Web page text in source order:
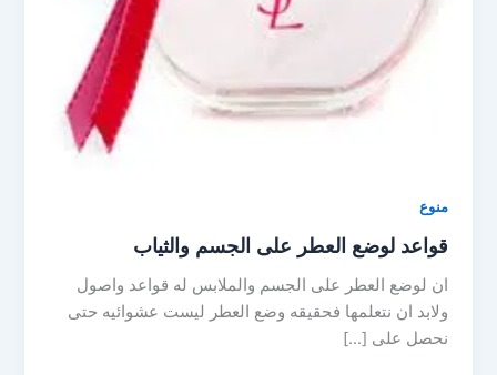
منوع
قواعد لوضع العطر على الجسم والثياب
ان لوضع العطر على الجسم والملابس له قواعد واصول
ولابد ان نتعلمها فحقيقه وضع العطر ليست عشوائيه حتى
نحصل على […]